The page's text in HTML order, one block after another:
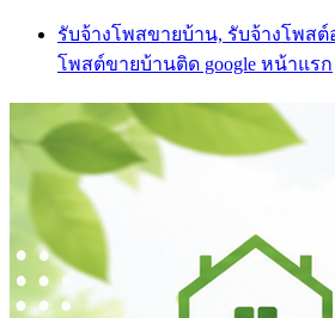
Skip
content
รับจ้างโพสขายบ้าน, รับจ้างโพส
โพสต์ขายบ้านติด google หน้าแรก